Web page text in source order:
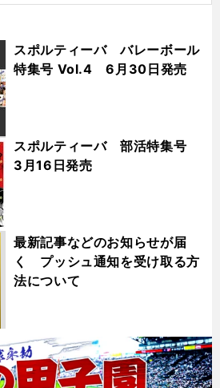
スポルティーバ バレーボール
特集号 Vol.4 6月30日発売
スポルティーバ 部活特集号
3月16日発売
最新記事などのお知らせが届
く プッシュ通知を受け取る方
法について